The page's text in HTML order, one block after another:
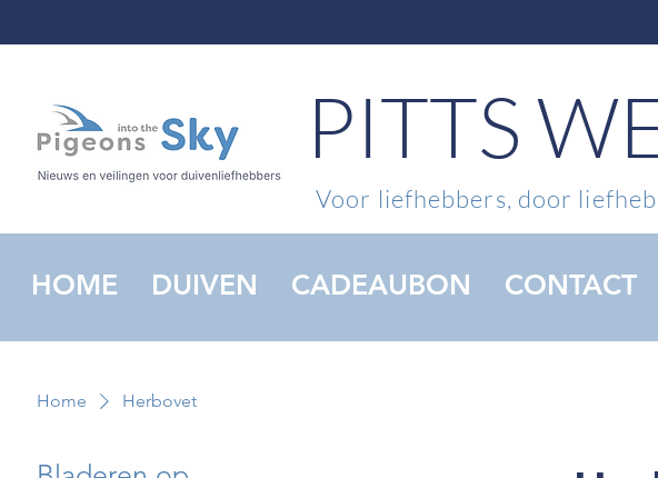
PITTS
Voor liefhebbers, door
HOME DUIVEN CADEAUBON CONTACT
Home Herbovet